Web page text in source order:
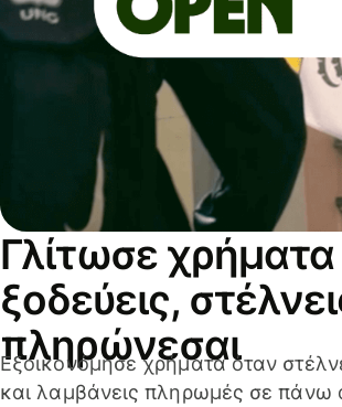
Γλίτωσε
ξοδεύεις,
πληρώνεσαι
Εξοικονόμησε χρήματα όταν
και λαμβάνεις πληρωμές σε πάνω